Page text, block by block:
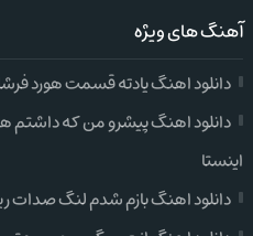
آهنگ های ویژه
دانلود اهنگ یادته قسمت هورد
دانلود اهنگ پیشرو من که
اینستا
دانلود اهنگ بازم شدم لنگ صدات